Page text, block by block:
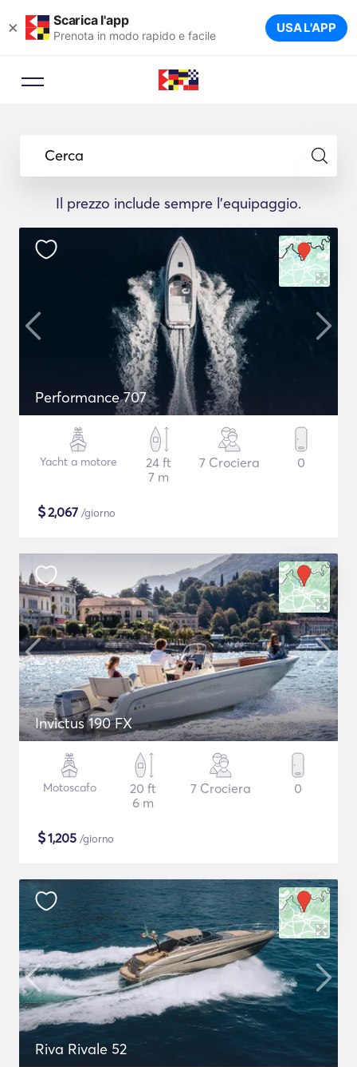
× Scarica l'app
Prenota in modo rapido e facile USA L'APP
Cerca
Il prezzo include sempre l'equipaggio.
Performance 707
Yacht a motore
24 ft
7 m
7 Crociera 0
$2,067 /giorno
Invictus 190 FX
Motoscafo
20 ft
6 m
7 Crociera 0
$1,205 /giorno
Riva Rivale 52